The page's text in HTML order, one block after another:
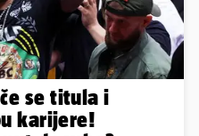
se titula i
karijere!